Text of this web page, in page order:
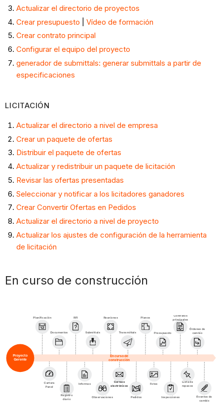
con
equipo
de
diseño
Interacciones
con
subcontratistas
con
el
propietario
Postconstrucción
Cierre
del
proyecto
Actualizar el directorio de proyectos
Crear presupuesto
Vídeo de formación
Crear contrato principal
Configurar el equipo del proyecto
generador de submittals: generar submittals a partir de
especificaciones
LICITACIÓN
Actualizar el directorio a nivel de empresa
Crear un paquete de ofertas
Distribuir el paquete de ofertas
Actualizar y redistribuir un paquete de licitación
Revisar las ofertas presentadas
Seleccionar y notificar a los licitadores ganadores
Crear Convertir Ofertas en Pedidos
Actualizar el directorio a nivel de proyecto
Actualizar los ajustes de configuración de la herramienta
de licitación
En curso de construcción
Cartera
Panel
En curso de
construcción
Proyecto
Gerente
Informes
Registro
diario
Observaciones
Correos
electrónicos
Pedidos
Fotos
Inspecciones
Lista de
repasos
Planificación
Órdenes de
cambio
Documentos
RFI
Submittals
Reuniones Planos
Transmittals Presupuesto
Contratos
principales
Eventos de
cambio